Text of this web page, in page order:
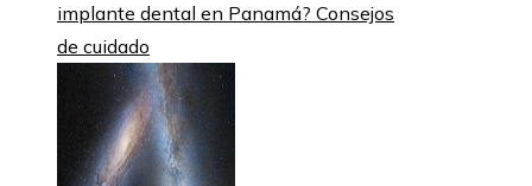
implante dental en Panamá? Consejos
de cuidado